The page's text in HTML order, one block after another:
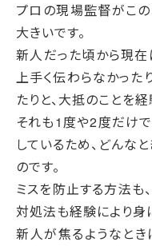
プロの現場監督がこ
大きいです。
新人だった頃から現
上手く伝わらなかった
たりと、大抵のことを経
それも1度や2度だけ
しているため、どんな
のです。
ミスを防止する方法も
対処法も経験により身
新人が焦るようなと